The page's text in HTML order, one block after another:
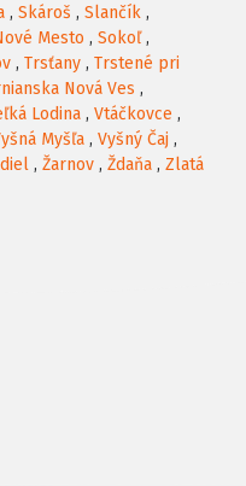
, Skároš , Slančík ,
Mesto , Sokoľ,
, Trsťany , Trstené pri
Nová Ves ,
Lodina , Vtáčkovce ,
Myšľa , Vyšný Čaj ,
, Žarnov , Ždaňa , Zlatá